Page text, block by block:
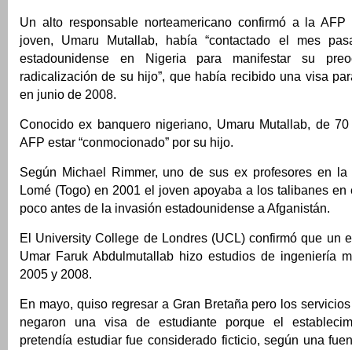
Un alto responsable norteamericano confirmó a la
joven, Umaru Mutallab, había “contactado el mes
estadounidense en Nigeria para manifestar su
radicalización de su hijo”, que había recibido una visa
en junio de 2008.
Conocido ex banquero nigeriano, Umaru Mutallab, de
AFP estar “conmocionado” por su hijo.
Según Michael Rimmer, uno de sus ex profesores en
Lomé (Togo) en 2001 el joven apoyaba a los talibanes
poco antes de la invasión estadounidense a Afganistán.
El University College de Londres (UCL) confirmó que un
Umar Faruk Abdulmutallab hizo estudios de ingeniería
2005 y 2008.
En mayo, quiso regresar a Gran Bretaña pero los
negaron una visa de estudiante porque el
pretendía estudiar fue considerado ficticio, según una